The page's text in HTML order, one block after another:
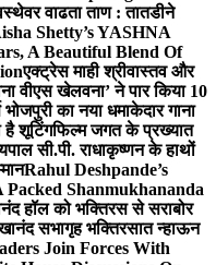
वाढता ताण : तातडीने
Shetty’s YASHNA
A Beautiful Blend Of
एक्ट्रेस माही श्रीवास्तव और
वीएस खेलवना’ ने पार किया 10
भोजपुरी का नया धमाकेदार गाना
है शूटिंगफिल्म जगत के प्रख्यात
सी.पी. राधाकृष्णन के हाथों
Rahul Deshpande’s
Shanmukhananda
हॉल को भक्तिरस से सराबोर
सभागृह भक्तिरसात न्हाऊन
Join Forces With